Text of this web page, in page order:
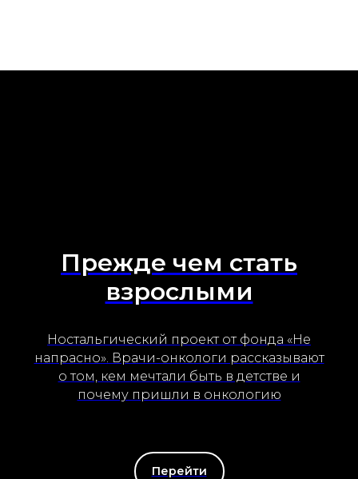
Прежде чем стать
взрослыми
Ностальгический проект от фонда «Не
напрасно». Врачи-онкологи рассказывают
о том, кем мечтали быть в детстве и
почему пришли в онкологию
Перейти